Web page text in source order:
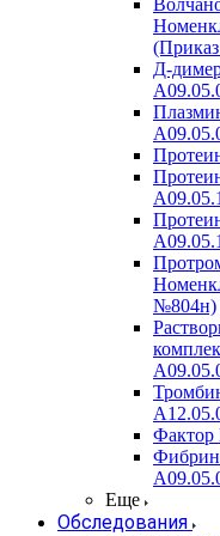
Д-
№804н)
Фактор
Еще
Обследования